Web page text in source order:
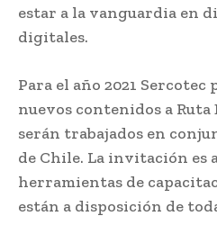
estar a la vanguardia en
digitales.
Para el año 2021
nuevos contenidos a
serán trabajados en
de Chile. La invitación es
herramientas de
están a disposición de